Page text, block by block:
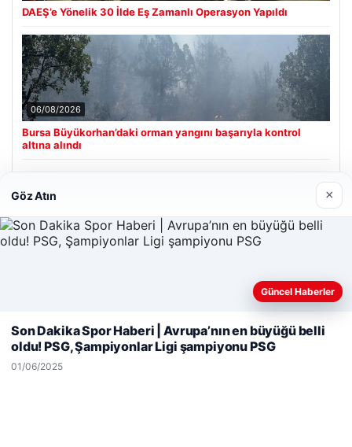
DAEŞ’e Yönelik 30 İlde Eş Zamanlı Operasyon Yapıldı
06/08/2026
Bursa Büyükorhan’daki orman yangını başarıyla kontrol
altına alındı
Hastaş Beton
Web sitemizi nasıl kullandığınızı daha iyi anlayabilmek,
kullanıyoruz.Çerez Politikamız
Kabul Et
Göz Atın ×
Güncel Haberler
Son Dakika Spor Haberi | Avrupa’nın en büyüğü belli
oldu! PSG, Şampiyonlar Ligi şampiyonu PSG
01/06/2025